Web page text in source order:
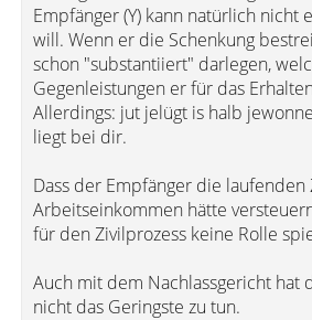
Empfänger (Y) kann natürlich nicht
will. Wenn er die Schenkung
schon "substantiiert" darlegen,
Gegenleistungen er für das
Allerdings: jut jelügt is halb
liegt bei dir.
Dass der Empfänger die laufenden
Arbeitseinkommen hätte
für den Zivilprozess keine Rolle
Auch mit dem Nachlassgericht hat
nicht das Geringste zu tun.